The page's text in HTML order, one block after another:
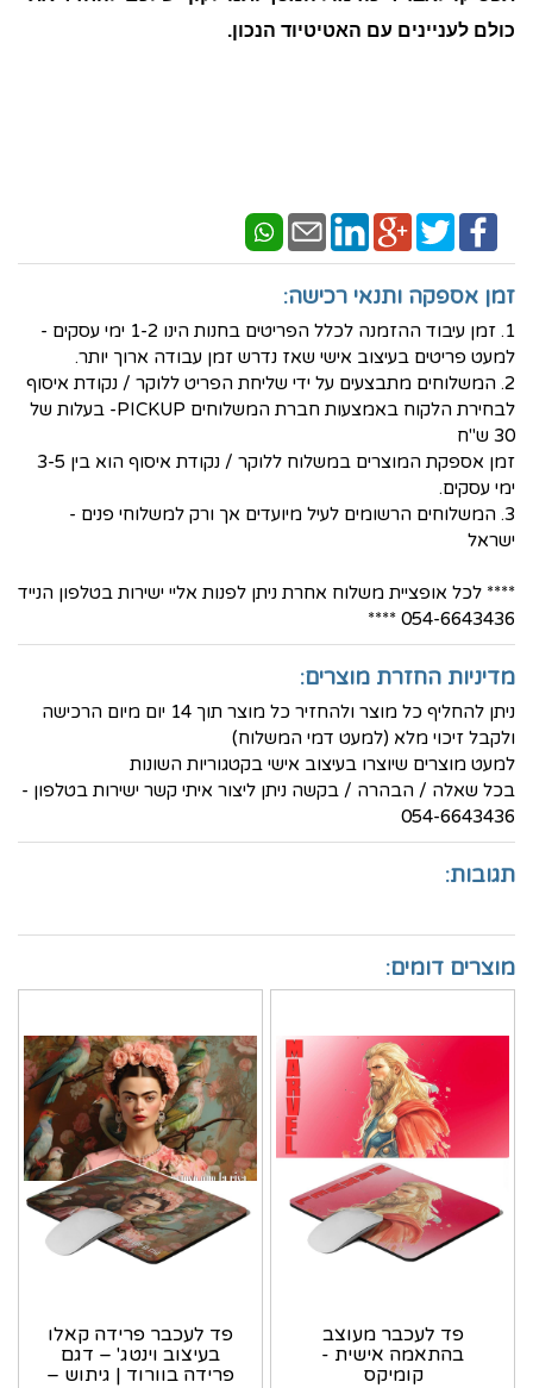
כולם לעניינים עם האטיטיוד הנכון.
זמן אספקה ותנאי רכישה:
1. זמן עיבוד ההזמנה לכלל הפריטים בחנות הינו 1-2 ימי עסקים -
למעט פריטים בעיצוב אישי שאז נדרש זמן עבודה ארוך יותר.
2. המשלוחים מתבצעים על ידי שליחת הפריט ללוקר / נקודת איסוף
לבחירת הלקוח באמצעות חברת המשלוחים PICKUP- בעלות של
30 ש"ח
זמן אספקת המוצרים במשלוח ללוקר / נקודת איסוף הוא בין 3-5
ימי עסקים.
3. המשלוחים הרשומים לעיל מיועדים אך ורק למשלוחי פנים -
ישראל
**** לכל אופציית משלוח אחרת ניתן לפנות אליי ישירות בטלפון הנייד
054-6643436 ****
מדיניות החזרת מוצרים:
ניתן להחליף כל מוצר ולהחזיר כל מוצר תוך 14 יום מיום הרכישה
ולקבל זיכוי מלא (למעט דמי המשלוח)
למעט מוצרים שיוצרו בעיצוב אישי בקטגוריות השונות
בכל שאלה / הבהרה / בקשה ניתן ליצור איתי קשר ישירות בטלפון -
054-6643436
תגובות:
מוצרים דומים:
פד לעכבר מעוצב
בהתאמה אישית -
קומיקס
פד לעכבר פרידה קאלו
בעיצוב וינטג' – דגם
פרידה בוורוד | גיתוש –